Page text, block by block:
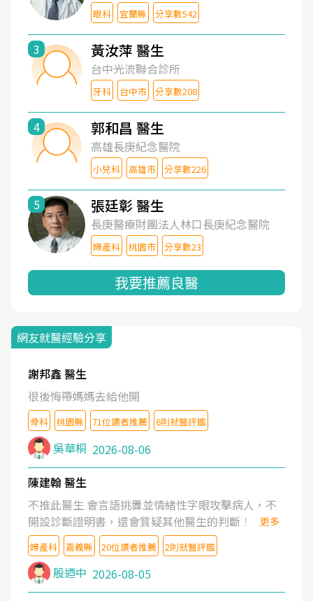
眼科 宜蘭縣 分享數542
3 黃汝萍 醫生
台中光流聯合診所
牙科 台中市 分享數208
4 郭和昌 醫生
高雄長庚紀念醫院
小兒科 高雄市 分享數226
5 張廷彰 醫生
長庚醫療財團法人林口長庚紀念醫院
婦產科 桃園市 分享數23
我要推薦良醫
網友就醫經驗分享
謝邦鑫 醫生
很後悔帶媽媽去給他開
骨科 桃園縣 71位讀者推薦 6則就醫評鑑
吳華桐 2026-08-06
陳建翰 醫生
不推此醫生 會言語挑釁並情緒性字眼攻擊病人，不
開設診斷證明書，還會質疑其他醫生的判斷！
更多
婦產科 嘉義縣 20位讀者推薦 2則就醫評鑑
殷迺中 2026-08-05